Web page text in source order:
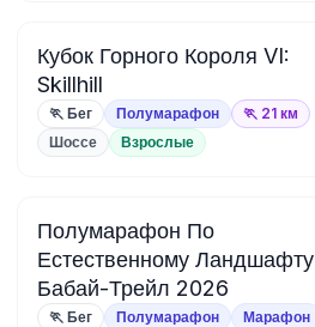
Кубок Горного Короля VI:
Skillhill
🏃 Бег Полумарафон 🏃 21 км
Шоссе Взрослые
Полумарафон По
Естественному Ландшафту
Бабай-Трейл 2026
🏃 Бег Полумарафон Марафон